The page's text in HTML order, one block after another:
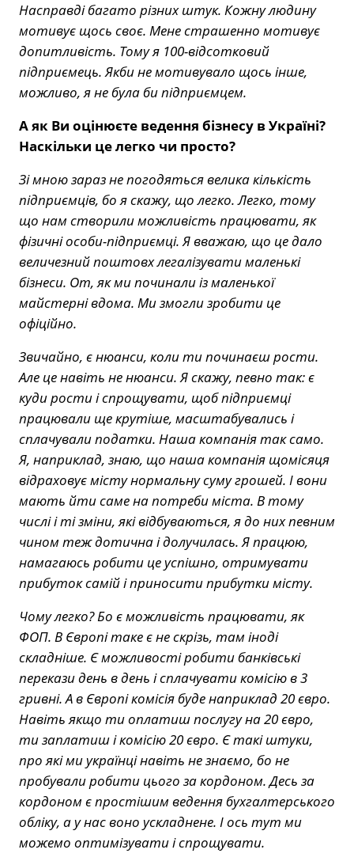
Насправді багато різних штук. Кожну людину
мотивує щось своє. Мене страшенно мотивує
допитливість. Тому я 100-відсотковий
підприємець. Якби не мотивувало щось інше,
можливо, я не була би підприємцем.
А як Ви оцінюєте ведення бізнесу в Україні?
Наскільки це легко чи просто?
Зі мною зараз не погодяться велика кількість
підприємців, бо я скажу, що легко. Легко, тому
що нам створили можливість працювати, як
фізичні особи-підприємці. Я вважаю, що це дало
величезний поштовх легалізувати маленькі
бізнеси. От, як ми починали із маленької
майстерні вдома. Ми змогли зробити це
офіційно.
Звичайно, є нюанси, коли ти починаєш рости.
Але це навіть не нюанси. Я скажу, певно так: є
куди рости і спрощувати, щоб підприємці
працювали ще крутіше, масштабувались і
сплачували податки. Наша компанія так само.
Я, наприклад, знаю, що наша компанія щомісяця
відраховує місту нормальну суму грошей. І вони
мають йти саме на потреби міста. В тому
числі і ті зміни, які відбуваються, я до них певним
чином теж дотична і долучилась. Я працюю,
намагаюсь робити це успішно, отримувати
прибуток самій і приносити прибутки місту.
Чому легко? Бо є можливість працювати, як
ФОП. В Європі таке є не скрізь, там іноді
складніше. Є можливості робити банківські
перекази день в день і сплачувати комісію в 3
гривні. А в Європі комісія буде наприклад 20 євро.
Навіть якщо ти оплатиш послугу на 20 євро,
ти заплатиш і комісію 20 євро. Є такі штуки,
про які ми українці навіть не знаємо, бо не
пробували робити цього за кордоном. Десь за
кордоном є простішим ведення бухгалтерського
обліку, а у нас воно ускладнене. І ось тут ми
можемо оптимізувати і спрощувати.